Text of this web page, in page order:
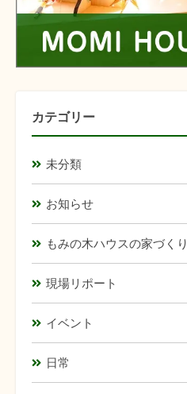
カテゴリー
未分類
お知らせ
もみの木ハウスの家づくり
現場リポート
イベント
日常